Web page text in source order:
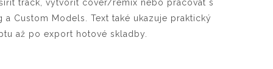
track, vytvořit cover/remix nebo pracovat s
Custom Models. Text také ukazuje praktický
až po export hotové skladby.